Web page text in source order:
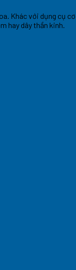
Khác với dụng cụ cơ
hay dây thần kinh.